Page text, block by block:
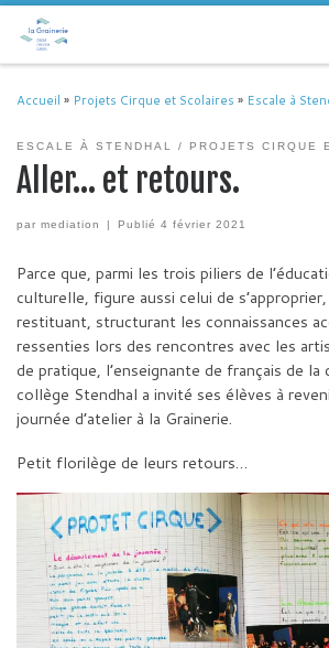
Passer au contenu
Accueil » Projets Cirque et Scolaires » Escale à
ESCALE À STENDHAL PROJETS CIRQUE
Aller… et retours.
par mediation Publié4 février 2021
Parce que, parmi les trois piliers de
culturelle, figure aussi celui de
restituant, structurant les connaissances
ressenties lors des rencontres avec les
de pratique, l’enseignante de français de la
collège Stendhal a invité ses élèves à
journée d’atelier à la Grainerie.
Petit florilège de leurs retours…